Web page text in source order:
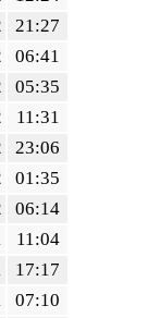
21:27
06:41
05:35
11:31
23:06
01:35
06:14
11:04
17:17
07:10